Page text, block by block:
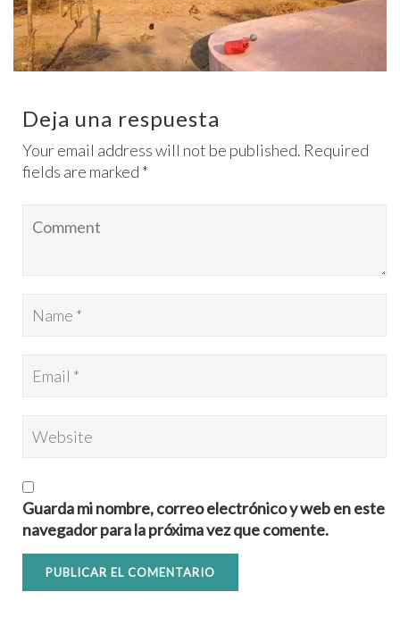
Deja una respuesta
Your email address will not be published. Required
fields are marked *
Guarda mi nombre, correo electrónico y web en este
navegador para la próxima vez que comente.